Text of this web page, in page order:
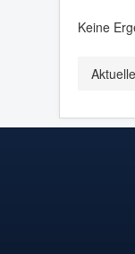
Keine